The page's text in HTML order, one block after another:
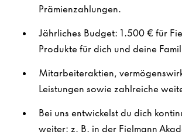
Prämienzahlungen.
Jährliches Budget: 1.500 € für
Produkte für dich und deine
Mitarbeiteraktien,
Leistungen sowie zahlreiche
Bei uns entwickelst du dich
weiter: z. B. in der Fielmann